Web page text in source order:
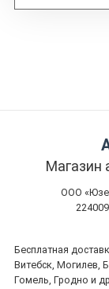
Магазин
ООО
Бесплатная
Витебск, Могилев,
Гомель, Гродно и